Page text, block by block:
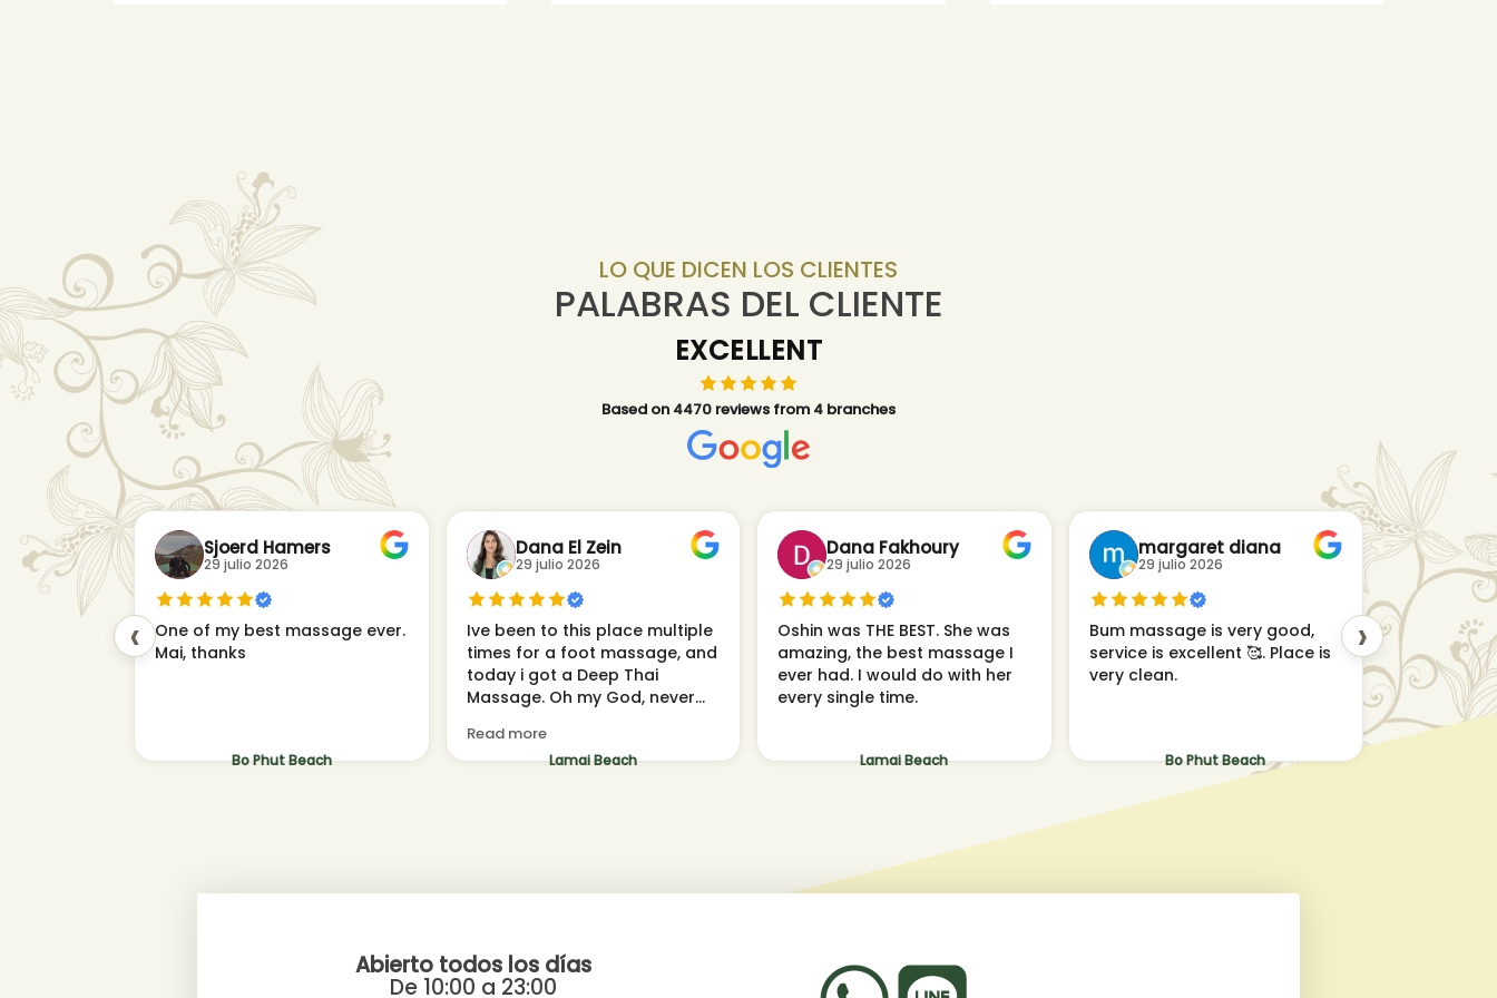
LO QUE DICEN LOS CLIENTES
PALABRAS DEL CLIENTE
EXCELLENT
Based on 4470 reviews from 4 branches
‹
Bo Phut Beach
Sjoerd Hamers
29 julio 2026
One of my best massage ever.
Mai, thanks
Lamai Beach
Dana El Zein
29 julio 2026
Ive been to this place multiple
times for a foot massage, and
today i got a Deep Thai
Massage. Oh my God, never
massage. I arrived feeling so
soar from Yoga and
my soarness, and focusing on
listening to my body by
watching out for my reactions,
Read more
Lamai Beach
Dana Fakhoury
29 julio 2026
Oshin was THE BEST. She was
amazing, the best massage I
ever had. I would do with her
every single time.
Bo Phut Beach
margaret diana
29 julio 2026
Bum massage is very good,
service is excellent 🥰. Place is
very clean.
29
Very
cracked
therapist :
›
Abierto todos los días
De 10:00 a 23:00